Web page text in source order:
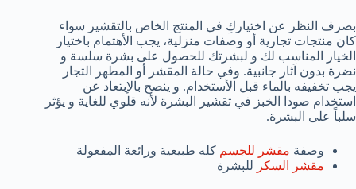
بصرف النظر عن اختياركِ في المنتج الخاص بالتقشير سواء
كان منتجات تجارية أو وصفات منزلية، يجب الأهتمام باختيار
الخيار المناسب لك و لبشرتك للحصول على بشرة سلسة و
نضرة بدون اَثار جانبية. وفي حالة المقشر أو المطهر التجار
يجب تخفيفه بالماء قبل الأستخدام. و ينصح بالإبتعاد عن
استخدام صودا الخبز في تقشير البشرة لأنه قلوي للغاية و يؤثر
سلباً على البشرة.
وصفة مقشر للجسم كله طبيعية ورائعة المفعولة
مقشر السكر للبشرة